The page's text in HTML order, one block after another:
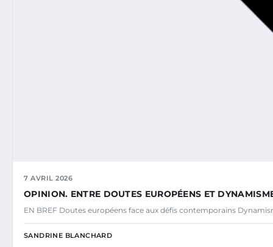
7 AVRIL 2026
OPINION. ENTRE DOUTES EUROPÉENS ET
EN BREF Doutes européens face aux défis contemporains
SANDRINE BLANCHARD